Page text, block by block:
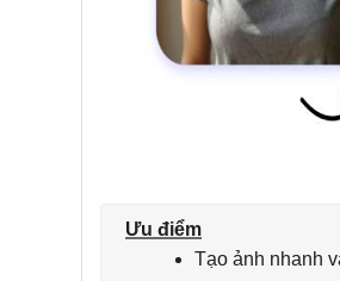
Ưu điểm
Tạo ảnh nhanh